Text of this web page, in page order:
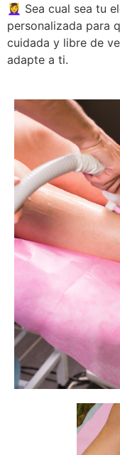
💆‍♀️ Sea cual sea tu
personalizada para
cuidada y libre de
adapte a ti.